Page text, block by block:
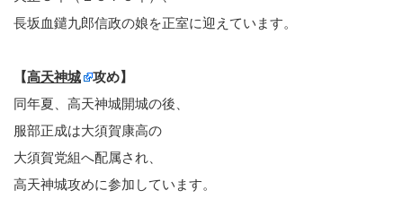
長坂血鑓九郎信政の娘を正室に迎えています。
【高天神城
攻め】
同年夏、高天神城開城の後、
服部正成は大須賀康高の
大須賀党組へ配属され、
高天神城攻めに参加しています。